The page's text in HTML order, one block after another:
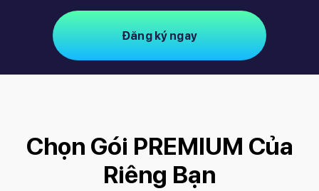
Đăng ký ngay
Chọn Gói PREMIUM Của
Riêng Bạn